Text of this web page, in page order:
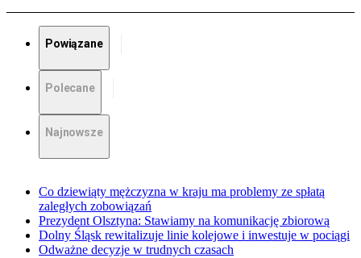
Powiązane
Polecane
Najnowsze
Co dziewiąty mężczyzna w kraju ma problemy ze spłatą
zaległych zobowiązań
Prezydent Olsztyna: Stawiamy na komunikację zbiorową
Dolny Śląsk rewitalizuje linie kolejowe i inwestuje w pociągi
Odważne decyzje w trudnych czasach